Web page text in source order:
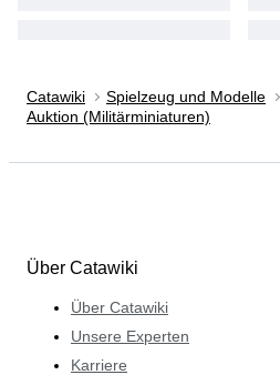
Catawiki Spielzeug und Modelle
Auktion (Militärminiaturen)
Über Catawiki
Über Catawiki
Unsere Experten
Karriere